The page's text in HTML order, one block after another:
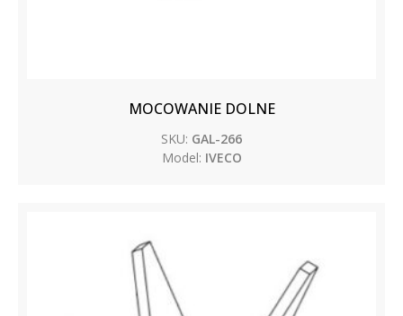
MOCOWANIE DOLNE
SKU: GAL-266
Model: IVECO